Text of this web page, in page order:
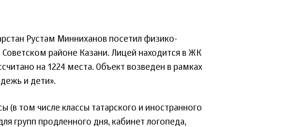
Рустам Минниханов посетил физико-
районе Казани. Лицей находится в ЖК
на 1224 места. Объект возведен в рамках
и дети».
(в том числе классы татарского и иностранного
групп продленного дня, кабинет логопеда,